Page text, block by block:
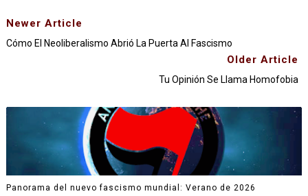
Newer Article
Cómo El Neoliberalismo Abrió La Puerta Al Fascismo
Older Article
Tu Opinión Se Llama Homofobia
Panorama del nuevo fascismo mundial: Verano de 2026